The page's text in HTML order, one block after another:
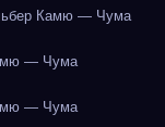
Камю — Чума
— Чума
— Чума